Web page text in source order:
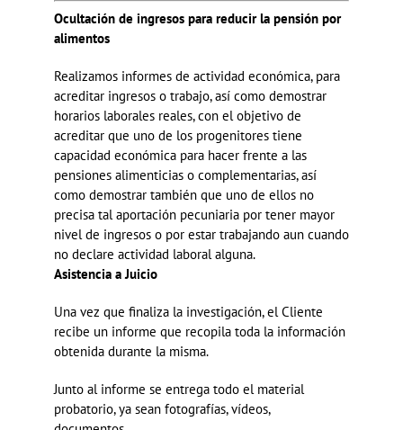
Ocultación de ingresos para reducir la pensión por
alimentos
Realizamos informes de actividad económica, para
acreditar ingresos o trabajo, así como demostrar
horarios laborales reales, con el objetivo de
acreditar que uno de los progenitores tiene
capacidad económica para hacer frente a las
pensiones alimenticias o complementarias, así
como demostrar también que uno de ellos no
precisa tal aportación pecuniaria por tener mayor
nivel de ingresos o por estar trabajando aun cuando
no declare actividad laboral alguna.
Asistencia a Juicio
Una vez que finaliza la investigación, el Cliente
recibe un informe que recopila toda la información
obtenida durante la misma.
Junto al informe se entrega todo el material
probatorio, ya sean fotografías, vídeos,